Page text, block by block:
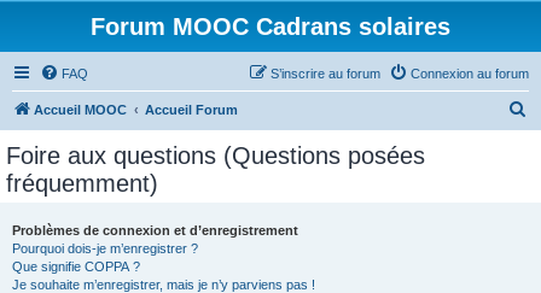
Forum MOOC Cadrans solaires
FAQ Connexion au forum
S’inscrire au forum
Accueil MOOC Accueil Forum
Foire aux questions (Questions posées
fréquemment)
Problèmes de connexion et d’enregistrement
Pourquoi dois-je m’enregistrer ?
Que signifie COPPA ?
Je souhaite m’enregistrer, mais je n’y parviens pas !